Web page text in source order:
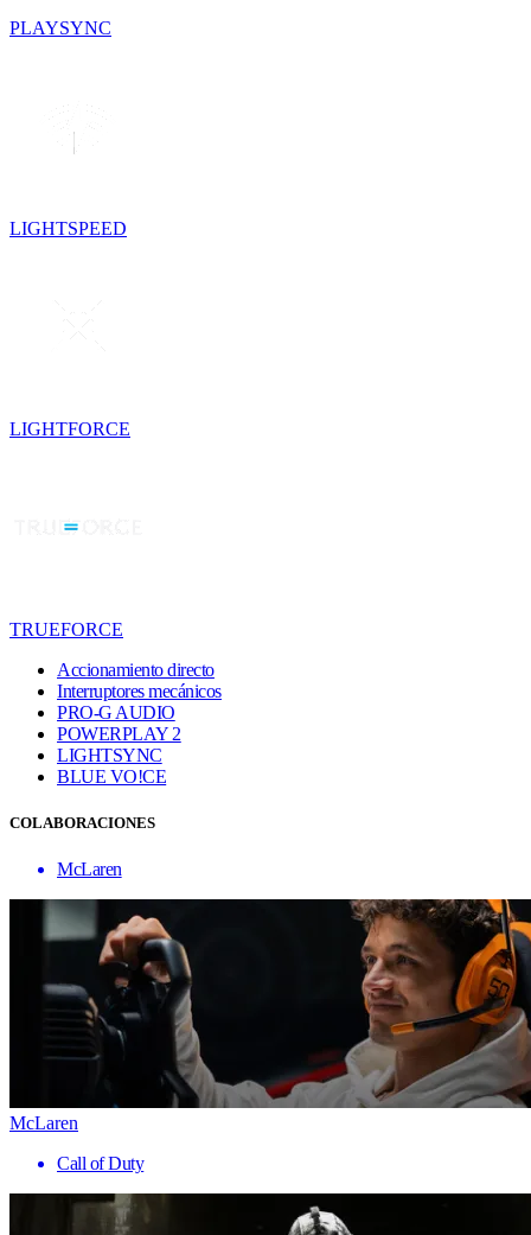
PLAYSYNC
LIGHTSPEED
LIGHTFORCE
TRUEFORCE
Accionamiento directo
Interruptores mecánicos
PRO-G AUDIO
POWERPLAY 2
LIGHTSYNC
BLUE VO!CE
COLABORACIONES
McLaren
McLaren
Call of Duty